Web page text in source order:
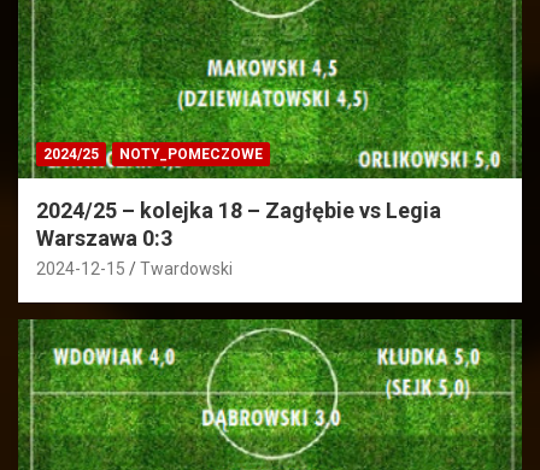
2024/25 NOTY_POMECZOWE
2024/25 – kolejka 18 – Zagłębie vs Legia
Warszawa 0:3
2024-12-15 Twardowski